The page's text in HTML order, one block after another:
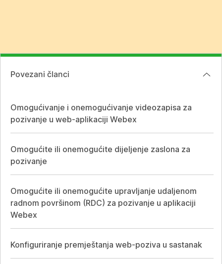
Povezani članci
Omogućivanje i onemogućivanje videozapisa za
pozivanje u web-aplikaciji Webex
Omogućite ili onemogućite dijeljenje zaslona za
pozivanje
Omogućite ili onemogućite upravljanje udaljenom
radnom površinom (RDC) za pozivanje u aplikaciji
Webex
Konfiguriranje premještanja web-poziva u sastanak